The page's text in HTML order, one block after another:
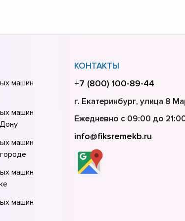
машин
машин
машин
машин
машин
КОНТАКТЫ
+7 (800) 100-89-44
г. Екатеринбург, улица 8
Ежедневно с 09:00 до
info@fiksremekb.ru